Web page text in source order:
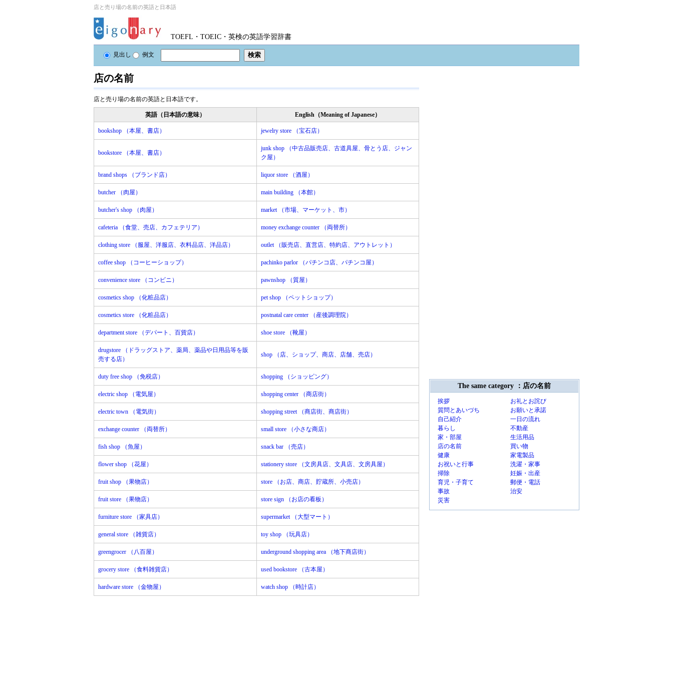
店と売り場の名前の英語と日本語
TOEFL・TOEIC・英検の英語学習辞書
見出し 例文
店の名前
店と売り場の名前の英語と日本語です。
英語（日本語の意味） English（Meaning of Japanese）
bookshop （本屋、書店） jewelry store （宝石店）
bookstore （本屋、書店）
junk shop （中古品販売店、古道具屋、骨とう店、ジャン
ク屋）
brand shops （ブランド店） liquor store （酒屋）
butcher （肉屋） main building （本館）
butcher's shop （肉屋） market （市場、マーケット、市）
cafeteria （食堂、売店、カフェテリア） money exchange counter （両替所）
clothing store （服屋、洋服店、衣料品店、洋品店） outlet （販売店、直営店、特約店、アウトレット）
coffee shop （コーヒーショップ） pachinko parlor （パチンコ店、パチンコ屋）
convenience store （コンビニ） pawnshop （質屋）
cosmetics shop （化粧品店） pet shop （ペットショップ）
cosmetics store （化粧品店） postnatal care center （産後調理院）
department store （デパート、百貨店） shoe store （靴屋）
drugstore （ドラッグストア、薬局、薬品や日用品等を販
売する店）
shop （店、ショップ、商店、店舗、売店）
duty free shop （免税店） shopping （ショッピング）
electric shop （電気屋） shopping center （商店街）
electric town （電気街） shopping street （商店街、商店街）
exchange counter （両替所） small store （小さな商店）
fish shop （魚屋） snack bar （売店）
flower shop （花屋） stationery store （文房具店、文具店、文房具屋）
fruit shop （果物店） store （お店、商店、貯蔵所、小売店）
fruit store （果物店） store sign （お店の看板）
furniture store （家具店） supermarket （大型マート）
general store （雑貨店） toy shop （玩具店）
greengrocer （八百屋） underground shopping area （地下商店街）
grocery store （食料雑貨店） used bookstore （古本屋）
hardware store （金物屋） watch shop （時計店）
The same category ：店の名前
挨拶
お礼とお詫び
質問とあいづち
お願いと承諾
自己紹介
一日の流れ
暮らし
不動産
家・部屋
生活用品
店の名前
買い物
健康
家電製品
お祝いと行事
洗濯・家事
掃除
妊娠・出産
育児・子育て
郵便・電話
事故
治安
災害